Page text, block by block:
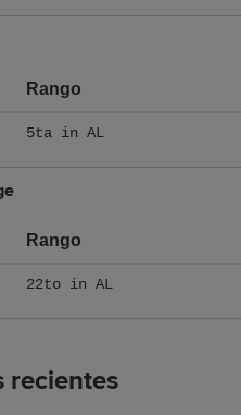
Rango
5ta in AL
Rango
22to in AL
recientes